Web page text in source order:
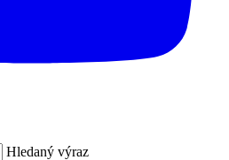
Hledaný výraz